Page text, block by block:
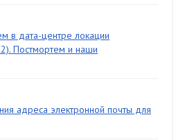
в дата-центре локации
Постмортем и наши
адреса электронной почты для